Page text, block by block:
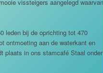
vissteigers aangelegd waarvan
leden bij de oprichting tot 470
ontmoeting aan de waterkant en
plaats in ons stamcafé Staal onder